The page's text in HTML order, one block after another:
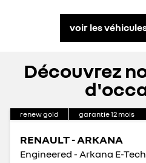
voir les
Découvrez
renew gold garantie12 mois
RENAULT - ARKANA